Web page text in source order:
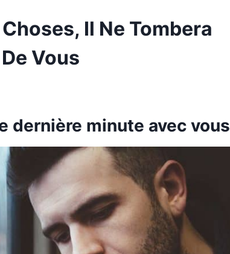
Il Ne Tombera
Vous
dernière minute avec vous